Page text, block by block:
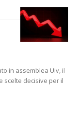
in assemblea Uiv, il
scelte decisive per il